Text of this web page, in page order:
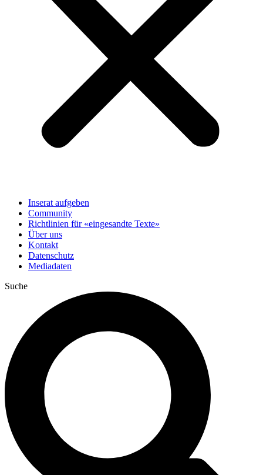
Inserat aufgeben
Community
Richtlinien für «eingesandte Texte»
Über uns
Kontakt
Datenschutz
Mediadaten
Suche